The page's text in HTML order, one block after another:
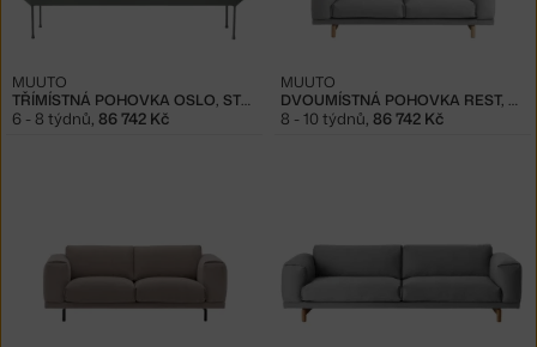
TŘÍMÍSTNÁ POHOVKA OSLO, STEELCUT 160
MUUTO
6 - 8 týdnů, 86 742 Kč
DVOUMÍSTNÁ POHOVKA REST, REMIX
MUUTO
8 - 10 týdnů, 86 742 Kč